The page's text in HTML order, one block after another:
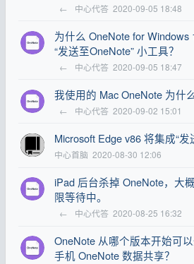
← 中心代答 2020-09-05 18:48
为什么 OneNote for
“发送至OneNote” 小工具？
← 中心代答 2020-09-05 18:47
我使用的 Mac OneNote 为什
← 中心代答 2020-09-02 15:01
Microsoft Edge v86 将集成“
中心首脑 2020-08-30 12:06
iPad 后台杀掉 OneNote，大
限等待中。
← 中心代答 2020-08-25 16:32
OneNote 从哪个版本开始可
手机 OneNote 数据共享？